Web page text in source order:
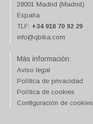
28001 Madrid (Madrid)
España
TLF: +34 918 70 92 29
info@qbika.com
Más información:
Aviso legal
Política de privacidad
Política de cookies
Configuración de cookies